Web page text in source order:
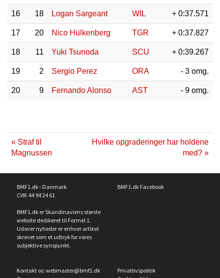
16 18 Logan Sargeant WIL + 0:37.571
17 20 Nico Hülkenberg TGR + 0:37.827
18 11 Yuki Tsunoda SCU + 0:39.267
19 2 Sergio Perez ORA - 3 omg.
20 9 Fernando Alonso AST - 9 omg.
« Straf til
Magnussen
Hvilke opgraderinger har holdene
med? »
BMF1.dk - Danmark
CVR: 44 94 24 61
BMF1.dk er Skandinaviens største
website dedikeret til Formel 1.
Udover nyheder er enhver artikel
skrevet som et udtryk for vores
subjektive synspunkt.
BMF1.dk Facebook
Kontakt os: webmaster@bmf1.dk
Privatlivspolitik